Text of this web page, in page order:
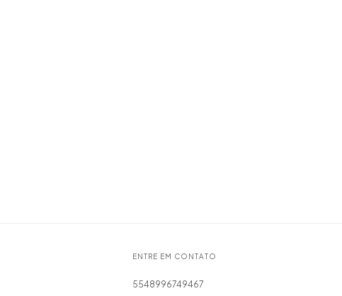
ENTRE EM CONTATO
5548996749467